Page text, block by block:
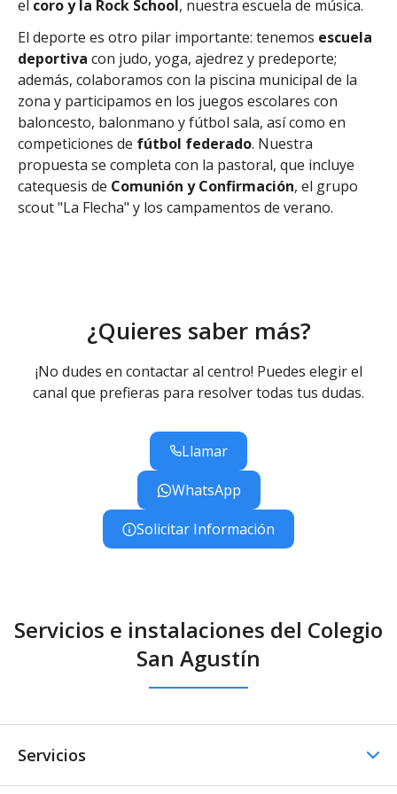
el coro y la Rock School, nuestra escuela de música.
El deporte es otro pilar importante: tenemos escuela
deportiva con judo, yoga, ajedrez y predeporte;
además, colaboramos con la piscina municipal de la
zona y participamos en los juegos escolares con
baloncesto, balonmano y fútbol sala, así como en
competiciones de fútbol federado. Nuestra
propuesta se completa con la pastoral, que incluye
catequesis de Comunión y Confirmación, el grupo
scout "La Flecha" y los campamentos de verano.
¿Quieres saber más?
¡No dudes en contactar al centro! Puedes elegir el
canal que prefieras para resolver todas tus dudas.
Llamar
WhatsApp
Solicitar Información
Servicios e instalaciones del Colegio
San Agustín
Servicios